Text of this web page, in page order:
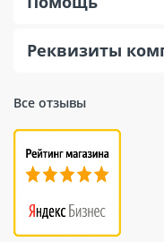
Все отзывы
Реквизиты